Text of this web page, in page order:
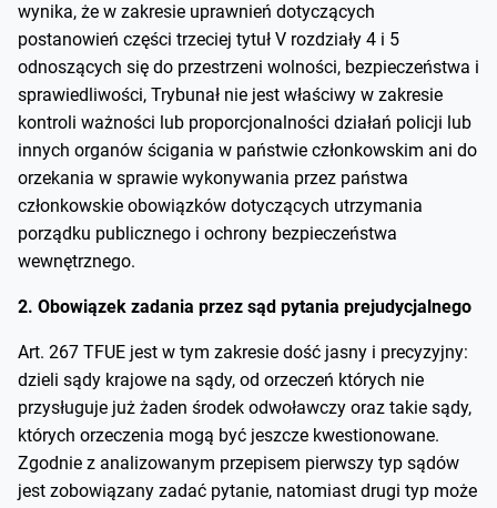
wynika, że w zakresie uprawnień dotyczących
postanowień części trzeciej tytuł V rozdziały 4 i 5
odnoszących się do przestrzeni wolności, bezpieczeństwa i
sprawiedliwości, Trybunał nie jest właściwy w zakresie
kontroli ważności lub proporcjonalności działań policji lub
innych organów ścigania w państwie członkowskim ani do
orzekania w sprawie wykonywania przez państwa
członkowskie obowiązków dotyczących utrzymania
porządku publicznego i ochrony bezpieczeństwa
wewnętrznego.
2. Obowiązek zadania przez sąd pytania prejudycjalnego
Art. 267 TFUE jest w tym zakresie dość jasny i precyzyjny:
dzieli sądy krajowe na sądy, od orzeczeń których nie
przysługuje już żaden środek odwoławczy oraz takie sądy,
których orzeczenia mogą być jeszcze kwestionowane.
Zgodnie z analizowanym przepisem pierwszy typ sądów
jest zobowiązany zadać pytanie, natomiast drugi typ może